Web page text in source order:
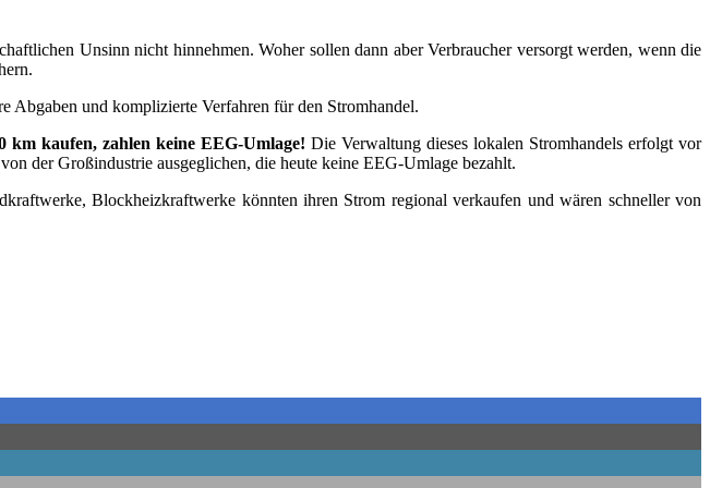
Unsinn nicht hin­neh­men. Woher sol­len dann aber Ver­brau­cher ver­sorgt wer­den, wenn die
Abga­ben und kom­pli­zier­te Ver­fah­ren für den Stromhandel.
km kau­fen, zah­len kei­ne EEG-Umla­ge! Die Ver­wal­tung die­ses loka­len Strom­han­dels erfolgt vor
der Groß­in­dus­trie aus­ge­gli­chen, die heu­te kei­ne EEG-Umla­ge bezahlt.
Block­heiz­kraft­wer­ke könn­ten ihren Strom regio­nal ver­kau­fen und wären schnel­ler von